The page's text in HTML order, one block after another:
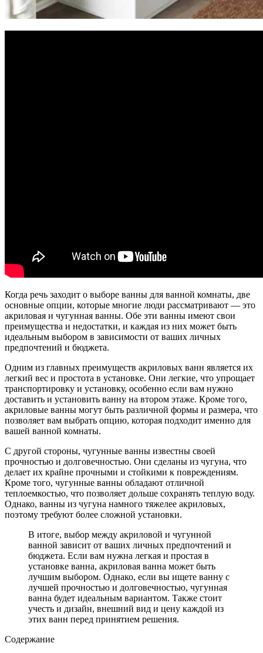
Когда речь заходит о выборе ванны для ванной комнаты, две
основные опции, которые многие люди рассматривают — это
акриловая и чугунная ванны. Обе эти ванны имеют свои
преимущества и недостатки, и каждая из них может быть
идеальным выбором в зависимости от ваших личных
предпочтений и бюджета.
Одним из главных преимуществ акриловых ванн является их
легкий вес и простота в установке. Они легкие, что упрощает
транспортировку и установку, особенно если вам нужно
доставить и установить ванну на втором этаже. Кроме того,
акриловые ванны могут быть различной формы и размера, что
позволяет вам выбрать опцию, которая подходит именно для
вашей ванной комнаты.
С другой стороны, чугунные ванны известны своей
прочностью и долговечностью. Они сделаны из чугуна, что
делает их крайне прочными и стойкими к повреждениям.
Кроме того, чугунные ванны обладают отличной
теплоемкостью, что позволяет дольше сохранять теплую воду.
Однако, ванны из чугуна намного тяжелее акриловых,
поэтому требуют более сложной установки.
В итоге, выбор между акриловой и чугунной
ванной зависит от ваших личных предпочтений и
бюджета. Если вам нужна легкая и простая в
установке ванна, акриловая ванна может быть
лучшим выбором. Однако, если вы ищете ванну с
лучшей прочностью и долговечностью, чугунная
ванна будет идеальным вариантом. Также стоит
учесть и дизайн, внешний вид и цену каждой из
этих ванн перед принятием решения.
Содержание